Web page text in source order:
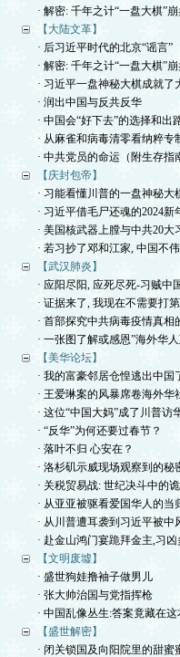
· 解密: 千年之计“一盘大棋”
【大陆文革】
· 后习近平时代的北京“谣言”
· 解密: 千年之计“一盘大棋”
· 习近平一盘神秘大棋成就了
· 润出中国与反共反华
· 中国会“好下去”的选择和出
· 从麻雀和病毒清零看纳粹专
· 中共党员的命运（附生存指
【庆封包帝】
· 习能看懂川普的一盘神秘大
· 习近平借毛尸还魂的2024新
· 美国核武器上膛与中共20大
· 若习抄了邓和江家, 中国不
【武汉肺炎】
· 应阳尽阳, 应死尽死-习贼中
· 证据来了, 我现在不需要打
· 首部探究中共病毒疫情真相
· 一张图了解或感恩”海外华
【美华论坛】
· 我的富豪邻居仓惶逃出中国
· 王爱琳案的风暴席卷海外华
· 这位“中国大妈”成了川普访
· “反华”为何还要过春节？
· 落叶不归 心安在？
· 洛杉矶示威现场观察到的秘
· 关税贸易战: 世纪决斗中的
· 从亚亚被驱看爱国华人的当
· 从川普遭耳袭到习近平被中
· 赴金山鸿门宴跪拜金主,习凶
【文明废墟】
· 盛世狗娃撸袖子做男儿
· 张大帅治国与党指挥枪
· 中国乱像丛生:答案竟藏在这
【盛世解密】
· 闭关锁国及向阳院里的甜蜜